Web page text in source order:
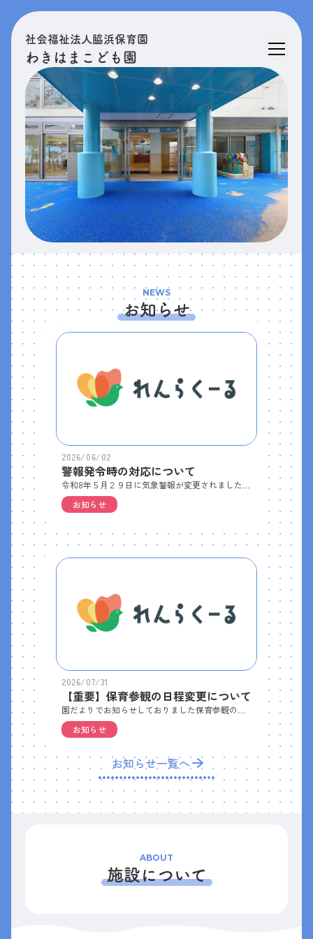
社会福祉法人脇浜保育園
わきはまこども園
NEWS
お知らせ
2026/06/02
警報発令時の対応について
お知らせ
2026/07/31
【重要】保育参観の日程変更について
園だよりでお知らせしておりました保育参観の日程の変更をお知らせします。は と組 ９月１６日→１７日かもめ組 ９月１７日→１６日※参観は午前中となります。詳しくはまた手紙を配布させてもらいます。
お知らせ
お知らせ一覧へ
ABOUT
施設について